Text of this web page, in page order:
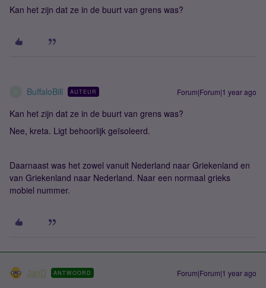
Kan het zijn dat ze in de buurt van grens was?
BuffaloBill AUTEUR Forum|Forum|1 year ago
Kan het zijn dat ze in de buurt van grens was?
Nee, kreta. Ligt behoorlijk geïsoleerd.
Daarnaast was het zowel vanuit Nederland naar Griekenland en
van Griekenland naar Nederland. Naar een normaal grieks
mobiel nummer.
JanD ANTWOORD Forum|Forum|1 year ago